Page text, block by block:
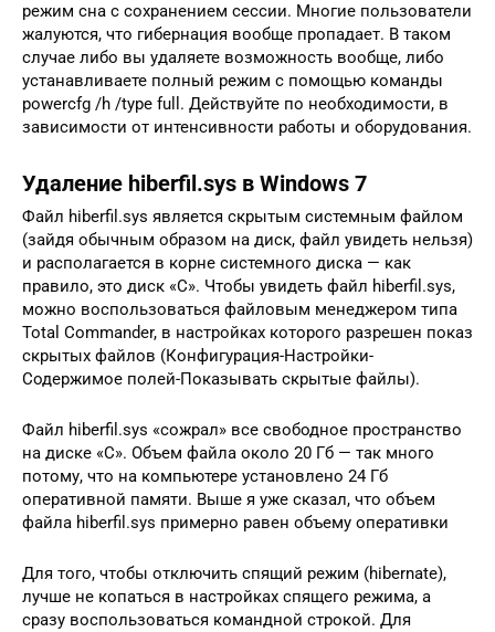
режим сна с сохранением сессии. Многие пользователи
жалуются, что гибернация вообще пропадает. В таком
случае либо вы удаляете возможность вообще, либо
устанавливаете полный режим с помощью команды
powercfg /h /type full. Действуйте по необходимости, в
зависимости от интенсивности работы и оборудования.
Удаление hiberfil.sys в Windows 7
Файл hiberfil.sys является скрытым системным файлом
(зайдя обычным образом на диск, файл увидеть нельзя)
и располагается в корне системного диска — как
правило, это диск «С». Чтобы увидеть файл hiberfil.sys,
можно воспользоваться файловым менеджером типа
Total Commander, в настройках которого разрешен показ
скрытых файлов (Конфигурация-Настройки-
Содержимое полей-Показывать скрытые файлы).
Файл hiberfil.sys «сожрал» все свободное пространство
на диске «С». Объем файла около 20 Гб — так много
потому, что на компьютере установлено 24 Гб
оперативной памяти. Выше я уже сказал, что объем
файла hiberfil.sys примерно равен объему оперативки
Для того, чтобы отключить спящий режим (hibernate),
лучше не копаться в настройках спящего режима, а
сразу воспользоваться командной строкой. Для